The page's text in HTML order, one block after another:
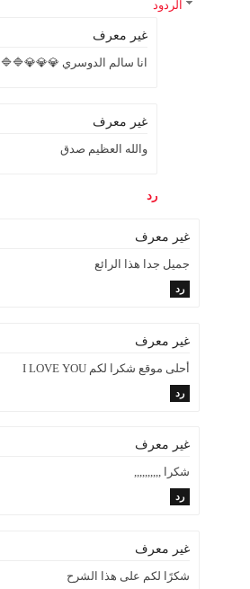
الردود
غير معرف
انا سالم الدوسري 💎💎💎🔷🔷
غير معرف
والله العظيم صدق
رد
غير معرف
جميل جدا هذا الرائع
رد
غير معرف
أحلى موقع شكرا لكم I LOVE YOU
رد
غير معرف
شكرا ,,,,,,,,,,
رد
غير معرف
شكرًا لكم على هذا الشرح